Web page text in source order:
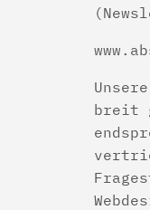
breit